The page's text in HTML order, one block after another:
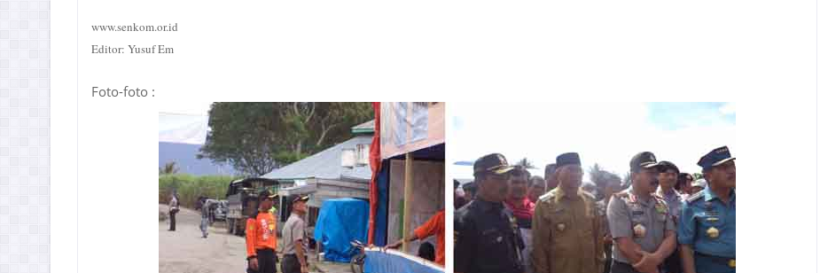
www.senkom.or.id
Editor: Yusuf Em
Foto-foto :